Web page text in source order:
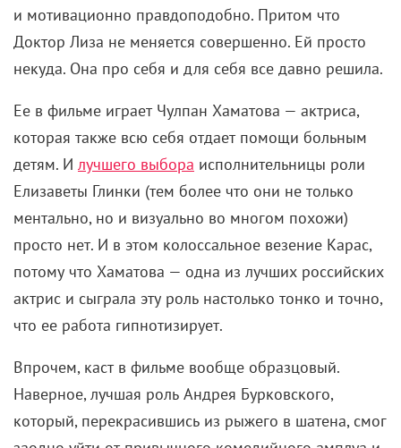
и мотивационно правдоподобно. Притом что
Доктор Лиза не меняется совершенно. Ей просто
некуда. Она про себя и для себя все давно решила.
Ее в фильме играет Чулпан Хаматова — актриса,
которая также всю себя отдает помощи больным
детям. И лучшего выбора исполнительницы роли
Елизаветы Глинки (тем более что они не только
ментально, но и визуально во многом похожи)
просто нет. И в этом колоссальное везение Карас,
потому что Хаматова — одна из лучших российских
актрис и сыграла эту роль настолько тонко и точно,
что ее работа гипнотизирует.
Впрочем, каст в фильме вообще образцовый.
Наверное, лучшая роль Андрея Бурковского,
который, перекрасившись из рыжего в шатена, смог